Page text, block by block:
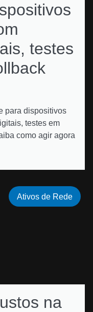
testes
para dispositivos
testes em
como agir agora
na
Ativos de Rede